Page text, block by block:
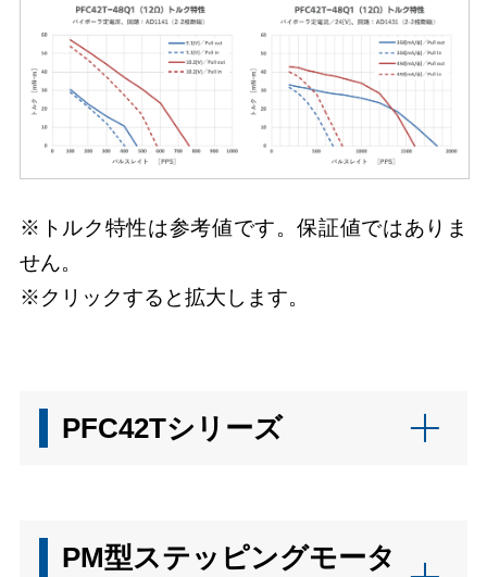
※トルク特性は参考値です。保証値ではありま
せん。
※クリックすると拡大します。
PFC42Tシリーズ
PM型ステッピングモータ